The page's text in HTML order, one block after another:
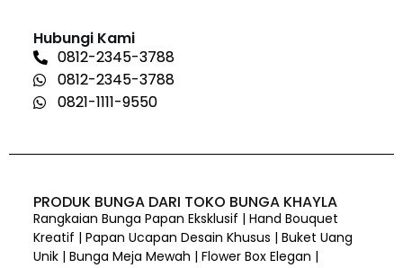
Hubungi Kami
0812-2345-3788
0812-2345-3788
0821-1111-9550
PRODUK BUNGA DARI TOKO BUNGA KHAYLA
Rangkaian Bunga Papan Eksklusif | Hand Bouquet
Kreatif | Papan Ucapan Desain Khusus | Buket Uang
Unik | Bunga Meja Mewah | Flower Box Elegan |